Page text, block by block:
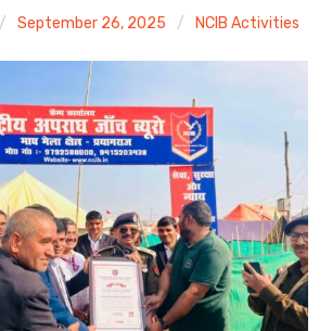
September 26, 2025 NCIB Activities